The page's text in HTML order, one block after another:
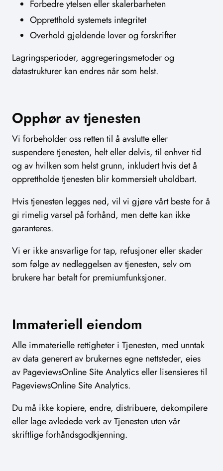
Forbedre ytelsen eller skalerbarheten
Oppretthold systemets integritet
Overhold gjeldende lover og forskrifter
Lagringsperioder, aggregeringsmetoder og
datastrukturer kan endres når som helst.
Opphør av tjenesten
Vi forbeholder oss retten til å avslutte eller
suspendere tjenesten, helt eller delvis, til enhver tid
og av hvilken som helst grunn, inkludert hvis det å
opprettholde tjenesten blir kommersielt uholdbart.
Hvis tjenesten legges ned, vil vi gjøre vårt beste for å
gi rimelig varsel på forhånd, men dette kan ikke
garanteres.
Vi er ikke ansvarlige for tap, refusjoner eller skader
som følge av nedleggelsen av tjenesten, selv om
brukere har betalt for premiumfunksjoner.
Immateriell eiendom
Alle immaterielle rettigheter i Tjenesten, med unntak
av data generert av brukernes egne nettsteder, eies
av PageviewsOnline Site Analytics eller lisensieres til
PageviewsOnline Site Analytics.
Du må ikke kopiere, endre, distribuere, dekompilere
eller lage avledede verk av Tjenesten uten vår
skriftlige forhåndsgodkjenning.